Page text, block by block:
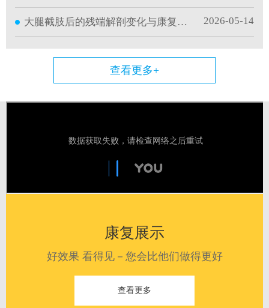
2026-05-14
大腿截肢后的残端解剖变化与康复目标｜德诚康
查看更多+
康复展示
好效果 看得见－您会比他们做得更好
查看更多